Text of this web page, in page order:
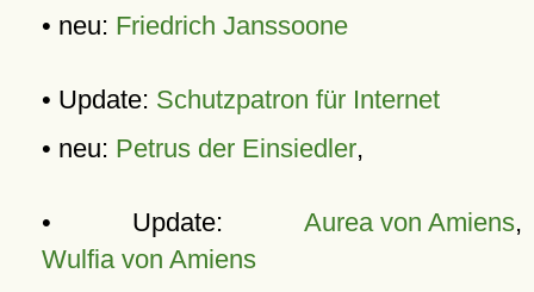
• neu: Friedrich Janssoone
• Update: Schutzpatron für Internet
• neu: Petrus der Einsiedler,
• Update: Aurea von Amiens,
Wulfia von Amiens